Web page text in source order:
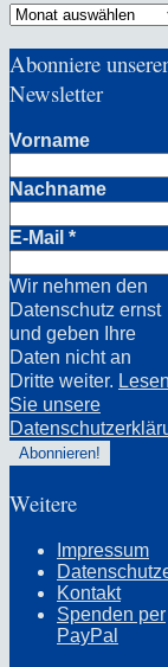
Archiv
Abonniere
Newsletter
Vorname
Nachname
E-Mail *
Wir nehmen den
Datenschutz ernst
und geben Ihre
Daten nicht an
Dritte weiter. Lesen
Sie unsere
Weitere
Impressum
Kontakt
Spenden per
PayPal